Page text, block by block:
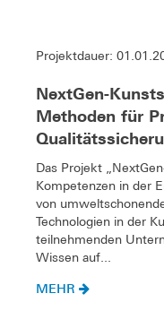
Projektdauer:
NextGen-
Methoden für
Das Projekt
Kompetenzen in der
von
Technologien in der
teilnehmenden
Wissen auf...
MEHR